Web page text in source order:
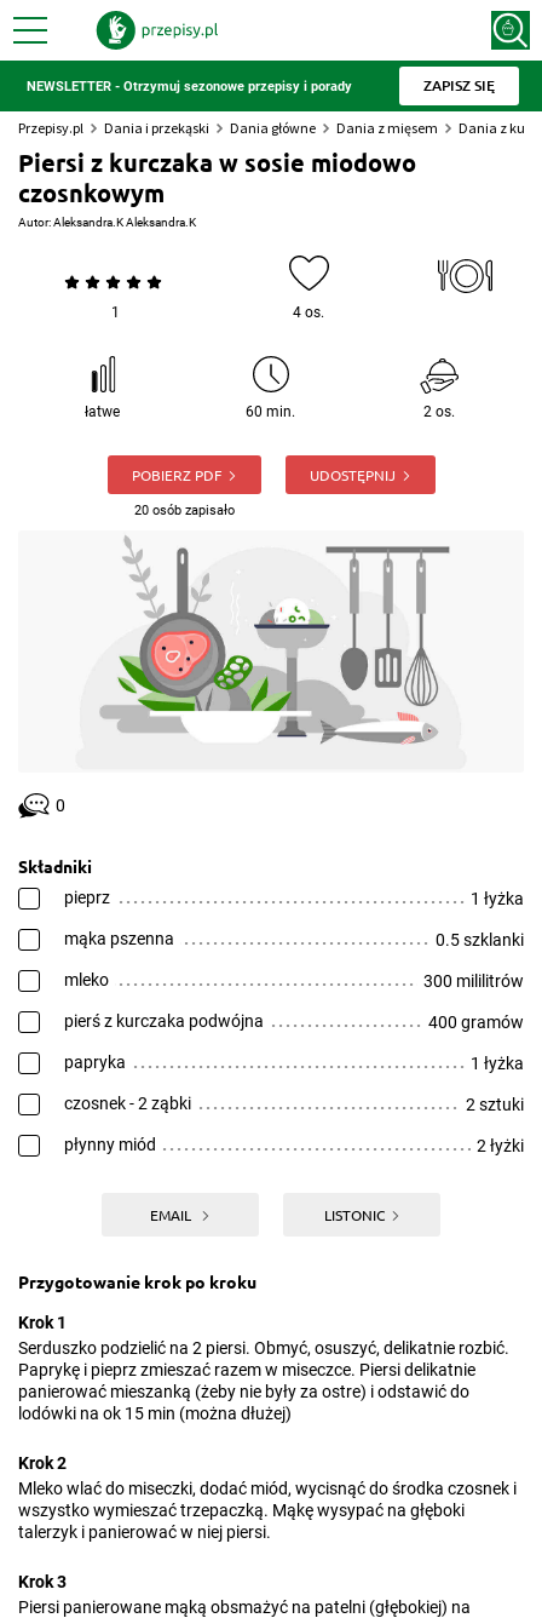
NEWSLETTER - Otrzymuj sezonowe przepisy i porady ZAPISZ SIĘ
Przepisy.pl Dania i przekąski Dania główne Dania z mięsem Dania z
Piersi z kurczaka w sosie miodowo
czosnkowym
Autor:Aleksandra.K Aleksandra.K
1 4 os.
łatwe 60 min. 2 os.
POBIERZ PDF
20 osób zapisało
UDOSTĘPNIJ
0
Składniki
pieprz 1 łyżka
mąka pszenna 0.5 szklanki
mleko 300 mililitrów
pierś z kurczaka podwójna 400 gramów
papryka 1 łyżka
czosnek - 2 ząbki 2 sztuki
płynny miód 2 łyżki
EMAIL LISTONIC
Przygotowanie krok po kroku
Krok 1
Serduszko podzielić na 2 piersi. Obmyć, osuszyć, delikatnie rozbić.
Paprykę i pieprz zmieszać razem w miseczce. Piersi delikatnie
panierować mieszanką (żeby nie były za ostre) i odstawić do
lodówki na ok 15 min (można dłużej)
Krok 2
Mleko wlać do miseczki, dodać miód, wycisnąć do środka czosnek i
wszystko wymieszać trzepaczką. Mąkę wysypać na głęboki
talerzyk i panierować w niej piersi.
Krok 3
Piersi panierowane mąką obsmażyć na patelni (głębokiej) na